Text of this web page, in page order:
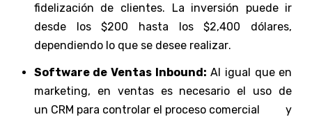
fidelización de clientes. La inversión puede ir
desde los $200 hasta los $2,400 dólares,
dependiendo lo que se desee realizar.
Software de Ventas Inbound: Al igual que en
marketing, en ventas es necesario el uso de
un CRM para controlar el proceso comercial y